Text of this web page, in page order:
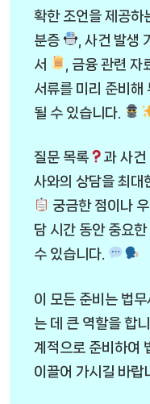
확한 조언을 제공하
분증
, 사건 발생
서
, 금융 관련 자
서류를 미리 준비해
될 수 있습니다.
질문 목록 과 사건
사와의 상담을 최대
궁금한 점이나
담 시간 동안 중요
수 있습니다.
이 모든 준비는 법
는 데 큰 역할을 합
계적으로 준비하여
이끌어 가시길 바랍